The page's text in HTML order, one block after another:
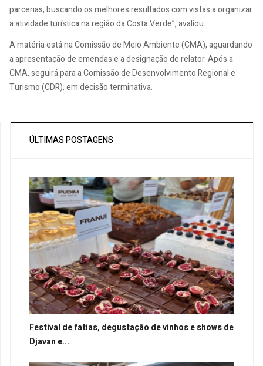
parcerias, buscando os melhores resultados com vistas a organizar
a atividade turística na região da Costa Verde”, avaliou.
A matéria está na Comissão de Meio Ambiente (CMA), aguardando
a apresentação de emendas e a designação de relator. Após a
CMA, seguirá para a Comissão de Desenvolvimento Regional e
Turismo (CDR), em decisão terminativa.
ÚLTIMAS POSTAGENS
Festival de fatias, degustação de vinhos e shows de
Djavan e...